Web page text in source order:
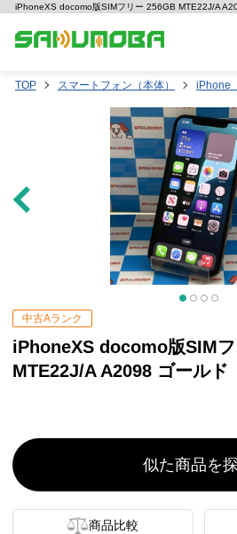
iPhoneXS docomo版SIMフリー 256GB MTE22J/A
TOP スマートフォン（本体） iPhone
中古Aランク
iPhoneXS docomo版SIM
MTE22J/A A2098 ゴールド
似た商品を
商品比較